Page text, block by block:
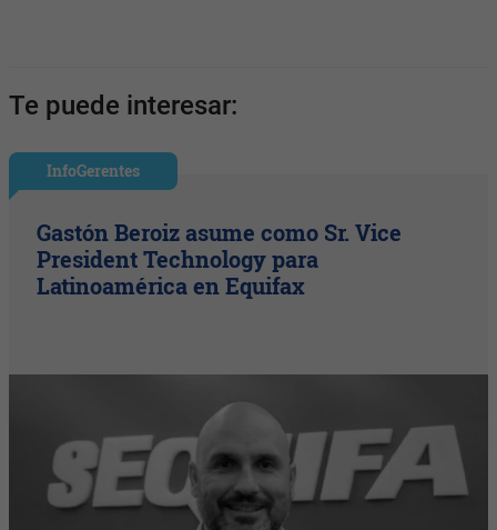
Te puede interesar:
InfoGerentes
Gastón Beroiz asume como Sr. Vice
President Technology para
Latinoamérica en Equifax